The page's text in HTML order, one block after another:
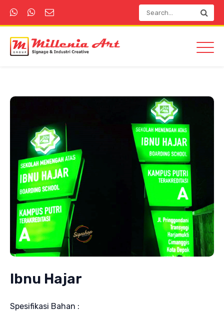
Ibnu Hajar
Spesifikasi Bahan :